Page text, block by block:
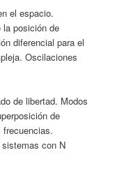
el espacio.
la posición de
diferencial para el
Oscilaciones
de libertad. Modos
de
frecuencias.
con N